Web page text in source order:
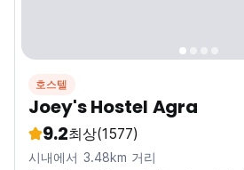
호스텔
Joey's Hostel Agra
9.2최상(1577)
시내에서 3.48km 거리